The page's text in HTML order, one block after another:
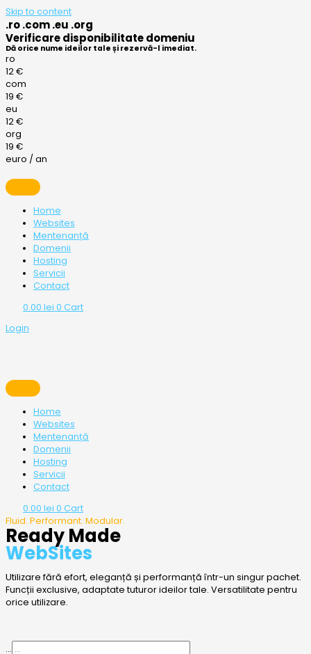
Skip to content
.ro .com .eu .org
Verificare disponibilitate domeniu
Dă orice nume ideilor tale și rezervă-l imediat.
ro
12 €
com
19 €
eu
12 €
org
19 €
euro / an
Home
Websites
Mentenanță
Domenii
Hosting
Servicii
Contact
0.00 lei 0 Cart
Login
Home
Websites
Mentenanță
Domenii
Hosting
Servicii
Contact
0.00 lei 0 Cart
Fluid. Performant. Modular.
Ready Made
WebSites
Utilizare fără efort, eleganță și performanță într-un singur pachet.
Funcții exclusive, adaptate tuturor ideilor tale. Versatilitate pentru
orice utilizare.
...